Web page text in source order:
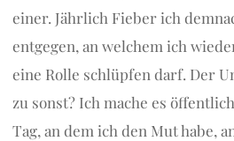
einer. Jährlich Fieber ich
entgegen, an welchem ich
eine Rolle schlüpfen darf. Der
zu sonst? Ich mache es
Tag, an dem ich den Mut habe,